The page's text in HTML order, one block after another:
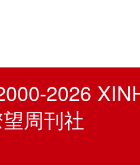
2026
望周刊社